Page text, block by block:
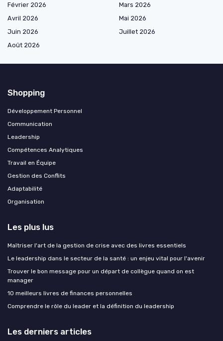
Février 2026
Mars 2026
Avril 2026
Mai 2026
Juin 2026
Juillet 2026
Août 2026
Shopping
Développement Personnel
Communication
Leadership
Compétences Analytiques
Travail en Équipe
Gestion des Conflits
Adaptabilité
Organisation
Les plus lus
Maîtriser l'art de la gestion de crise avec des livres essentiels
Le leadership dans le secteur de la santé : un enjeu vital pour l'avenir
Trouver le bon message pour un départ de collègue quand on est
manager
10 meilleurs livres de finances personnelles
Comprendre le rôle du leader et la définition du leadership
Les derniers articles